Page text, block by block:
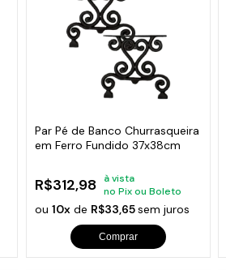
Par Pé de Banco Churrasqueira
em Ferro Fundido 37x38cm
R$312,98
à vista
no Pix ou Boleto
ou 10xde R$33,65sem juros
Comprar